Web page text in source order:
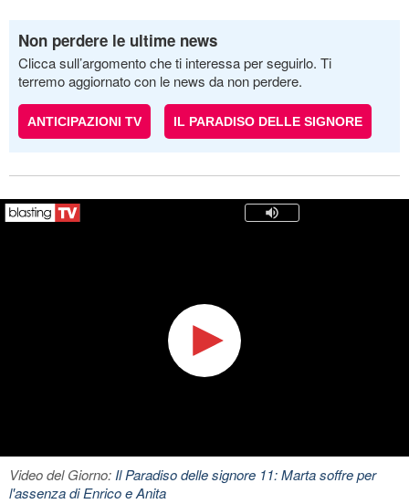
Non perdere le ultime news
Clicca sull’argomento che ti interessa per seguirlo. Ti
terremo aggiornato con le news da non perdere.
ANTICIPAZIONI TV IL PARADISO DELLE SIGNORE
Video del Giorno:Il Paradiso delle signore 11: Marta soffre per
l'assenza di Enrico e Anita